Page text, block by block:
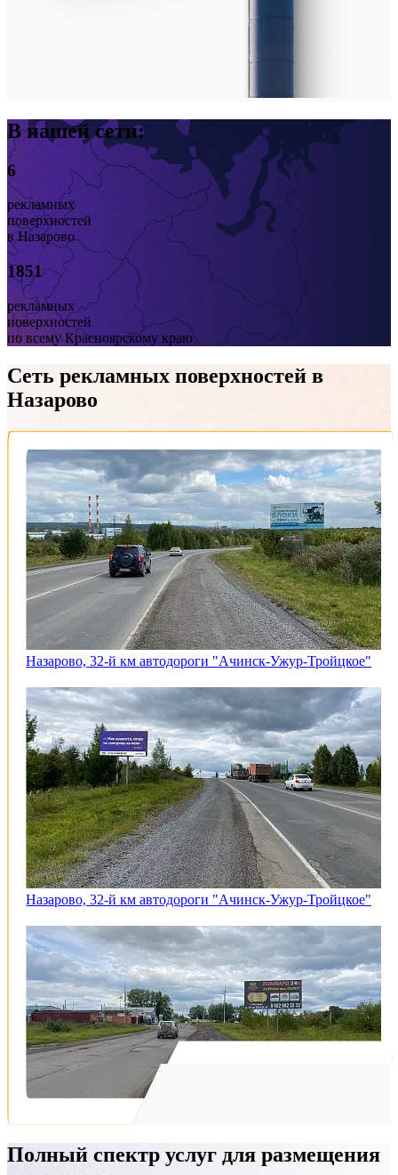
В нашей сети:
6
рекламных
поверхностей
в Назарово
1851
рекламных
поверхностей
по всему Красноярскому краю
Сеть рекламных поверхностей в
Назарово
Назарово, 32-й км автодороги "Ачинск-Ужур-Тройцкое"
Назарово, 32-й км автодороги "Ачинск-Ужур-Тройцкое"
"Восточный"
Полный спектр услуг для размещения